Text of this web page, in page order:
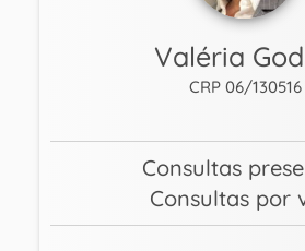
Valéria
CRP 06/130516
Consultas
Consultas por